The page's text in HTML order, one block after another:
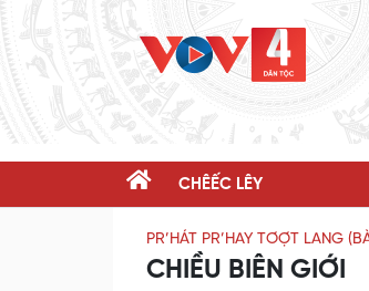
CHÊẾC LÊY
PR’HÁT PR’HAY TƠỢT LANG
CHIỀU BIÊN GIỚI